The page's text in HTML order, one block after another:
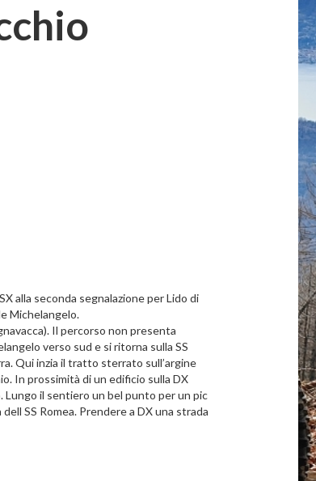
alla seconda segnalazione per Lido di
Michelangelo.
Il percorso non presenta
verso sud e si ritorna sulla SS
Qui inzia il tratto sterrato sull’argine
In prossimità di un edificio sulla DX
Lungo il sentiero un bel punto per un pic
SS Romea. Prendere a DX una strada